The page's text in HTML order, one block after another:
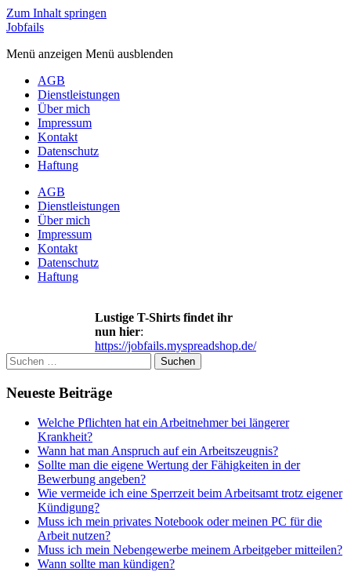
Zum Inhalt springen
Jobfails
Menü anzeigen Menü ausblenden
AGB
Dienstleistungen
Über mich
Impressum
Kontakt
Datenschutz
Haftung
AGB
Dienstleistungen
Über mich
Impressum
Kontakt
Datenschutz
Haftung
Lustige T-Shirts findet ihr
nun hier:
https://jobfails.myspreadshop.de/
Suchen
nach:
Neueste Beiträge
Welche Pflichten hat ein Arbeitnehmer bei längerer
Krankheit?
Wann hat man Anspruch auf ein Arbeitszeugnis?
Sollte man die eigene Wertung der Fähigkeiten in der
Bewerbung angeben?
Wie vermeide ich eine Sperrzeit beim Arbeitsamt trotz eigener
Kündigung?
Muss ich mein privates Notebook oder meinen PC für die
Arbeit nutzen?
Muss ich mein Nebengewerbe meinem Arbeitgeber mitteilen?
Wann sollte man kündigen?